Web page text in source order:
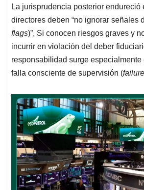
La jurisprudencia posterior endureció
directores deben “no ignorar señales
flags)”, Si conocen riesgos graves y
incurrir en violación del deber
responsabilidad surge especialmente
falla consciente de supervisión (